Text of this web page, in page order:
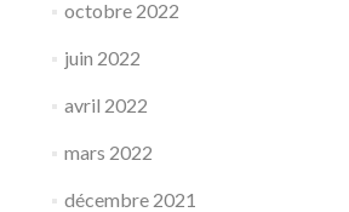
octobre 2022
juin 2022
avril 2022
mars 2022
décembre 2021